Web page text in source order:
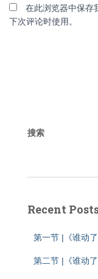
在此浏览器中保存
下次评论时使用。
搜索
Recent
第一节 |《谁动
第二节 |《谁动